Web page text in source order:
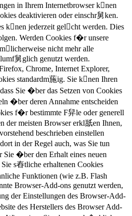
in Ihrem Internetbrowser knen
deaktivieren oder einschr舅ken.
knen jederzeit gelcht werden. Dies
Werden Cookies f�r unsere
nicht mehr alle
舅glich genutzt werden.
Chrome, Internet Explorer,
standardm葹ig. Sie knen Ihren
Sie �ber das Setzen von Cookies
�ber deren Annahme entscheiden
f�r bestimmte F舁le oder generell
der meisten Browser erkl舐en Ihnen,
beschrieben einstellen
in der Regel auch, was Sie tun
�ber den Erhalt eines neuen
s舂tliche erhaltenen Cookies
Funktionen (wie z.B. Flash
Browser-Add-ons genutzt werden,
der Einstellungen des Browser-Add-
des Herstellers des Browser Add-